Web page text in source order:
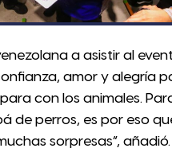
a asistir al
amor y alegría
con los animales.
de perros, es por eso
sorpresas”, añadió.